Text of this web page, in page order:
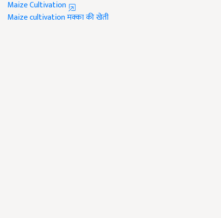
Maize Cultivation
Maize cultivationमक्का की खेती